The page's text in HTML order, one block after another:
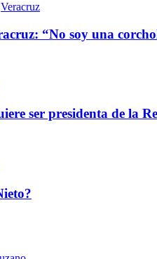
Veracruz
“No soy una
ser presidenta de la